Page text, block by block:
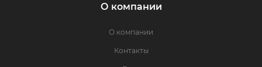
О компании
О компании
Контакты